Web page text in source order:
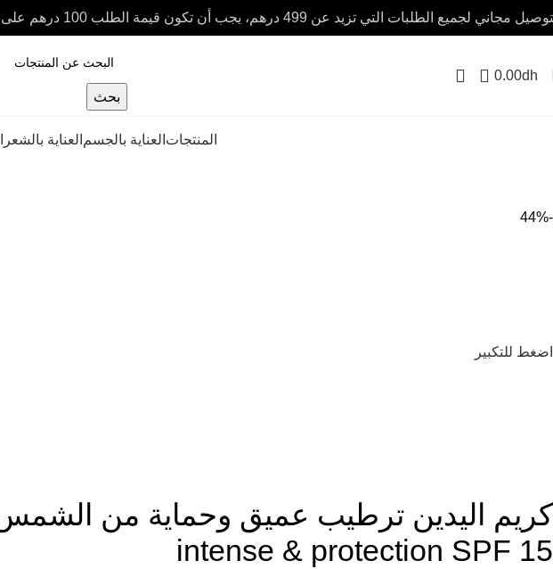
مجاني لجميع الطلبات التي تزيد عن 499 درهم، يجب أن تكون قيمة الطلب 100 درهم على الأقل.
0.00dh
بحث
المنتجات العناية بالجسم العناية بالشعر
-44%
اضغط للتكبير
intense & protection SPF 15